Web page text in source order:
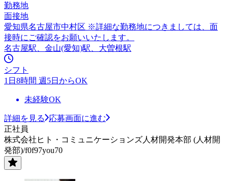
勤務地
面接地
愛知県名古屋市中村区 ※詳細な勤務地につきましては、面
接時にご確認をお願いいたします。
名古屋駅、金山(愛知)駅、大曽根駅
シフト
1日8時間 週5日からOK
未経験OK
詳細を見る
応募画面に進む
正社員
株式会社ヒト・コミュニケーションズ人材開発本部 (人材開
発部)/f0f97you70